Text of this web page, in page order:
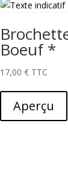
Boeuf *
17,00 €
Aperçu